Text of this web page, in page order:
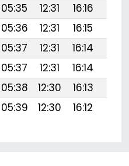
05:35 12:31 16:16
05:36 12:31 16:15
05:37 12:31 16:14
05:37 12:31 16:14
05:38 12:30 16:13
05:39 12:30 16:12